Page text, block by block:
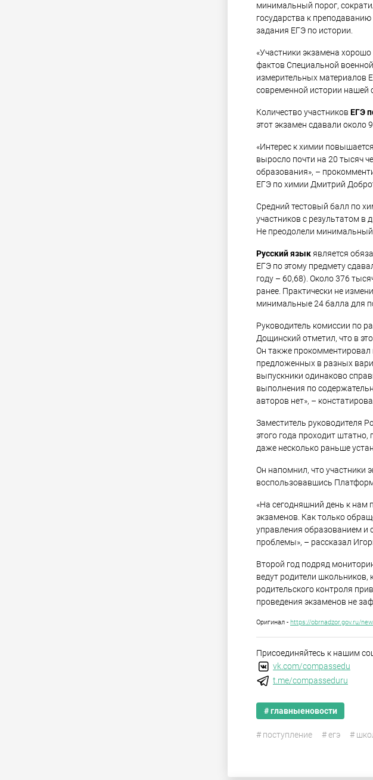
минимальный порог,
государства к
задания ЕГЭ по истории.
«Участники экзамена
фактов Специальной
измерительных материалов
современной истории нашей
Количество участников ЕГЭ
этот экзамен сдавали около
«Интерес к химии
выросло почти на 20 тысяч
образования», –
ЕГЭ по химии Дмитрий
Средний тестовый балл по
участников с результатом в
Не преодолели минимальный
Русский язык является
ЕГЭ по этому предмету
году – 60,68). Около 376
ранее. Практически не
минимальные 24 балла для
Руководитель комиссии по
Дощинский отметил, что в
Он также прокомментировал
предложенных в разных
выпускники одинаково
выполнения по
авторов нет», –
Заместитель руководителя
этого года проходит
даже несколько раньше
Он напомнил, что участники
воспользовавшись
«На сегодняшний день к нам
экзаменов. Как только
управления образованием и
проблемы», – рассказал
Второй год подряд
ведут родители
родительского контроля
проведения экзаменов не
Оригинал - https://obrnadzor.gov.ru/
Присоединяйтесь к нашим
vk.com/compassedu
t.me/compasseduru
# главныеновости
# поступление # егэ #